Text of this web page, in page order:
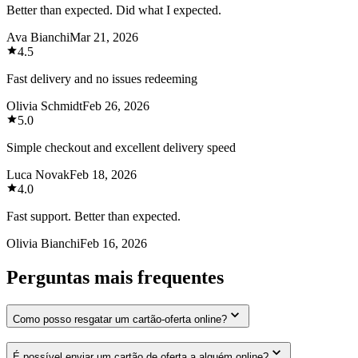
Better than expected. Did what I expected.
Ava BianchiMar 21, 2026
4.5
Fast delivery and no issues redeeming
Olivia SchmidtFeb 26, 2026
5.0
Simple checkout and excellent delivery speed
Luca NovakFeb 18, 2026
4.0
Fast support. Better than expected.
Olivia BianchiFeb 16, 2026
Perguntas mais frequentes
Como posso resgatar um cartão-oferta online?